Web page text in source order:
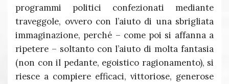
programmi politici confezionati mediante
traveggole, ovvero con l’aiuto di una sbrigliata
immaginazione, perché – come poi si affanna a
ripetere – soltanto con l’aiuto di molta fantasia
(non con il pedante, egoistico ragionamento), si
riesce a compiere efficaci, vittoriose, generose